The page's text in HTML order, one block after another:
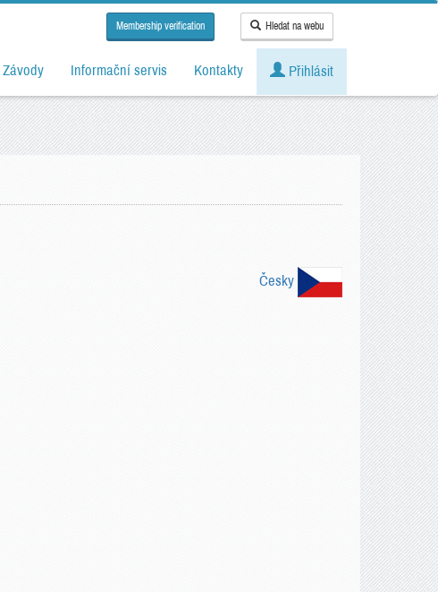
Membership verification Hledat na webu
Závody Informační servis Kontakty Přihlásit
Česky